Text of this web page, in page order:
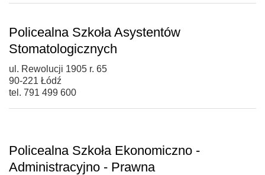
Policealna Szkoła Asystentów
Stomatologicznych
ul. Rewolucji 1905 r. 65
90-221 Łódź
tel. 791 499 600
Policealna Szkoła Ekonomiczno -
Administracyjno - Prawna